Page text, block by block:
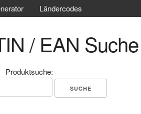
Ländercodes
/ EAN Suche
Produktsuche: